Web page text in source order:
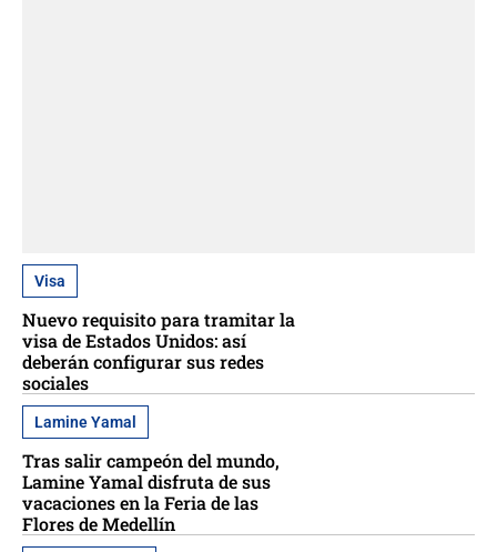
Visa
Nuevo requisito para tramitar la
visa de Estados Unidos: así
deberán configurar sus redes
sociales
Lamine Yamal
Tras salir campeón del mundo,
Lamine Yamal disfruta de sus
vacaciones en la Feria de las
Flores de Medellín